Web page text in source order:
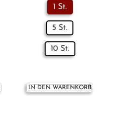
1 St.
5 St.
10 St.
IN DEN WARENKORB